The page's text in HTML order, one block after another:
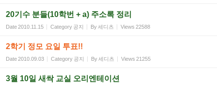
20기수 분들(10학번 + a) 주소록 정리
Date2010.11.15 Category 공지 By세디츠 Views 22588
2학기 정모 요일 투표!!
Date2010.09.03 Category 공지 By세디츠 Views 21255
3월 10일 새싹 교실 오리엔테이션